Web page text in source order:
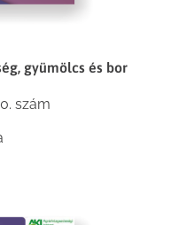
gyümölcs és bor
szám